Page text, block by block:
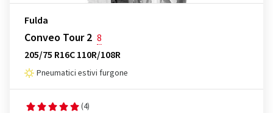
Fulda
Conveo Tour 2 8
205/75 R16C 110R/108R
Pneumatici estivi furgone
(4)